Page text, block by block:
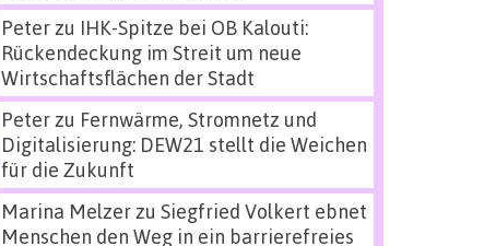
Peterzu IHK-Spitze bei OB Kalouti:
Rückendeckung im Streit um neue
Wirtschaftsflächen der Stadt
Peterzu Fernwärme, Stromnetz und
Digitalisierung: DEW21 stellt die Weichen
für die Zukunft
Marina Melzerzu Siegfried Volkert ebnet
Menschen den Weg in ein barrierefreies